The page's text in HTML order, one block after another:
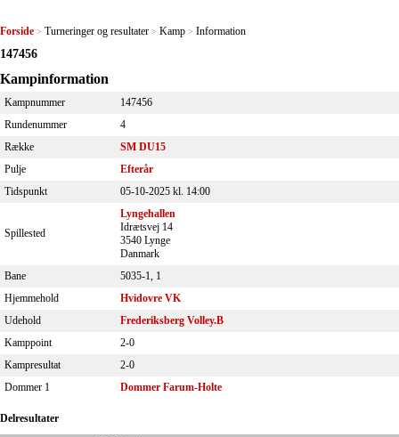
Forside > Turneringer og resultater > Kamp > Information
147456
Kampinformation
Kampnummer
147456
Rundenummer
4
Række
SM DU15
Pulje
Efterår
Tidspunkt
05-10-2025 kl. 14:00
Spillested
Lyngehallen
Idrætsvej 14
3540 Lynge
Danmark
Bane
5035-1, 1
Hjemmehold
Hvidovre VK
Udehold
Frederiksberg Volley.B
Kamppoint
2-0
Kampresultat
2-0
Dommer 1
Dommer Farum-Holte
Delresultater